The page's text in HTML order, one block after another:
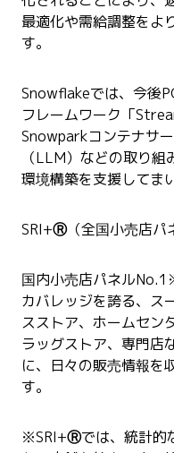
最適化や需給調整をよ
す。
Snowflakeでは、今後
フレームワーク「
Snowparkコンテナサ
（LLM）などの取り
環境構築を支援してま
SRI+Ⓡ（全国小売店パ
国内小売店パネル
カバレッジを誇る、ス
スストア、ホームセン
ラッグストア、専門店
に、日々の販売情報を
す。
※SRI+Ⓡでは、統計的